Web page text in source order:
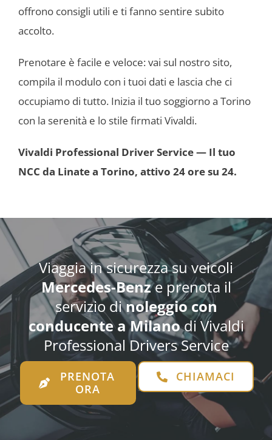
offrono consigli utili e ti fanno sentire subito
accolto.
Prenotare è facile e veloce: vai sul nostro sito,
compila il modulo con i tuoi dati e lascia che ci
occupiamo di tutto. Inizia il tuo soggiorno a Torino
con la serenità e lo stile firmati Vivaldi.
Vivaldi Professional Driver Service — Il tuo
NCC da Linate a Torino, attivo 24 ore su 24.
Viaggia in sicurezza su veicoli
Mercedes-Benze prenota il
servizio dinoleggio con
conducentea Milanodi Vivaldi
Professional Drivers Service
PRENOTA
ORA
CHIAMACI